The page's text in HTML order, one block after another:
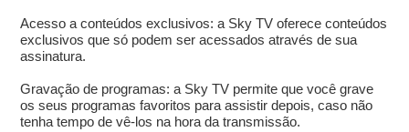
Acesso a conteúdos exclusivos: a Sky TV oferece conteúdos
exclusivos que só podem ser acessados através de sua
assinatura.
Gravação de programas: a Sky TV permite que você grave
os seus programas favoritos para assistir depois, caso não
tenha tempo de vê-los na hora da transmissão.